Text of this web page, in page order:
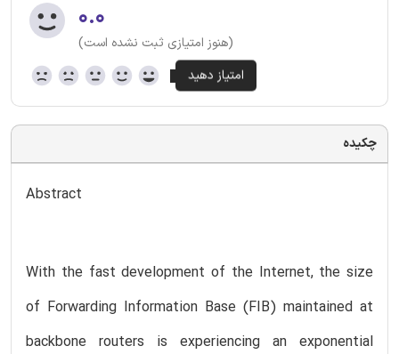
۰.۰
(هنوز امتیازی ثبت نشده است)
چکیده
Abstract
With the fast development of the Internet, the size
of Forwarding Information Base (FIB) maintained at
backbone routers is experiencing an exponential